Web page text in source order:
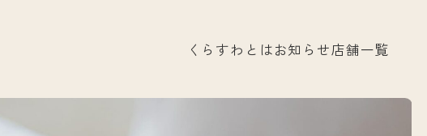
くらすわとはお知らせ店舗一覧